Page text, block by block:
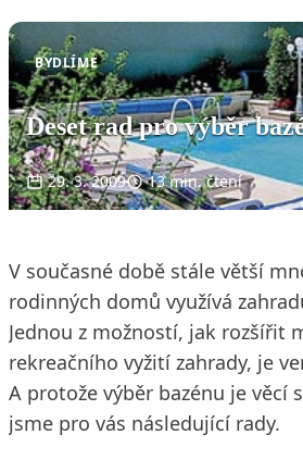
BYDLÍME
Deset rad pro výběr
29. 3. 2009 13 min. čtení
V současné době stále větší
rodinných domů využívá
Jednou z možností, jak rozšířit
rekreačního vyžití zahrady, je
A protože výběr bazénu je věcí
jsme pro vás následující rady.